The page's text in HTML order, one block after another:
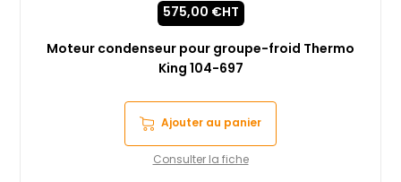
Moteur condenseur pour groupe-froid Thermo
King 104-697
575,00 €HT
Ajouter au panier
Consulter la fiche